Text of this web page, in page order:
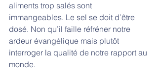
aliments trop salés sont
immangeables. Le sel se doit d’être
dosé. Non qu’il faille réfréner notre
ardeur évangélique mais plutôt
interroger la qualité de notre rapport au
monde.